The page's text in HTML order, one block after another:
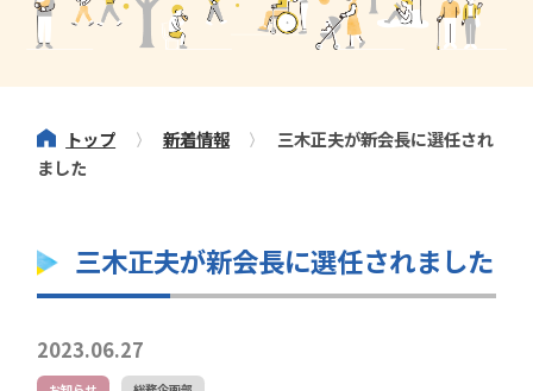
トップ 新着情報
三木正夫が新会長に選任され
ました
三木正夫が新会長に選任されました
2023.06.27